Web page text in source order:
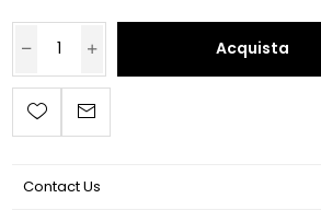
Acquista
Contact Us